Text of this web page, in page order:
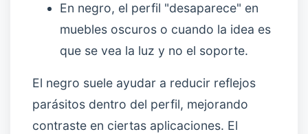
En negro, el perfil "desaparece" en
muebles oscuros o cuando la idea es
que se vea la luz y no el soporte.
El negro suele ayudar a reducir reflejos
parásitos dentro del perfil, mejorando
contraste en ciertas aplicaciones. El